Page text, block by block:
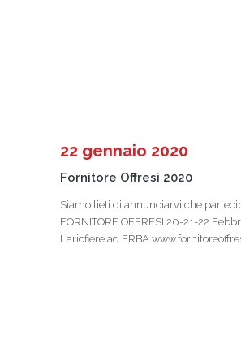
22 gennaio 2020
Fornitore Offresi 2020
Siamo lieti di annunciarvi che
FORNITORE OFFRESI 20-21-22
Lariofiere ad ERBA